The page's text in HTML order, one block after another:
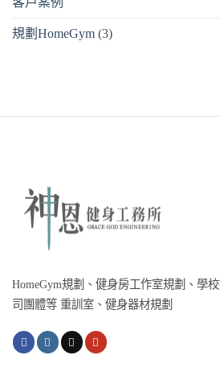
規劃HomeGym (3)
HomeGym規劃、健身房工作室規劃、學
司團體等 重訓室、健身器材規劃